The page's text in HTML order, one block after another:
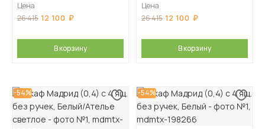
Цена
26 415 12 100
В корзину
Цена
26 415 12 100
В корзину
-54% -54%